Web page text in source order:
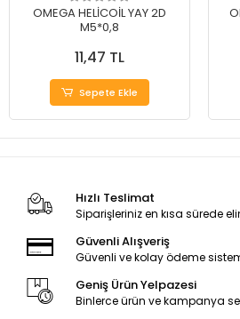
OMEGA HELİCOİL YAY 2D
M5*0,8
11,47 TL
Sepete Ekle
Hızlı Teslimat
Siparişleriniz en kısa sürede
Güvenli Alışveriş
Güvenli ve kolay ödeme
Geniş Ürün Yelpazesi
Binlerce ürün ve kampanya